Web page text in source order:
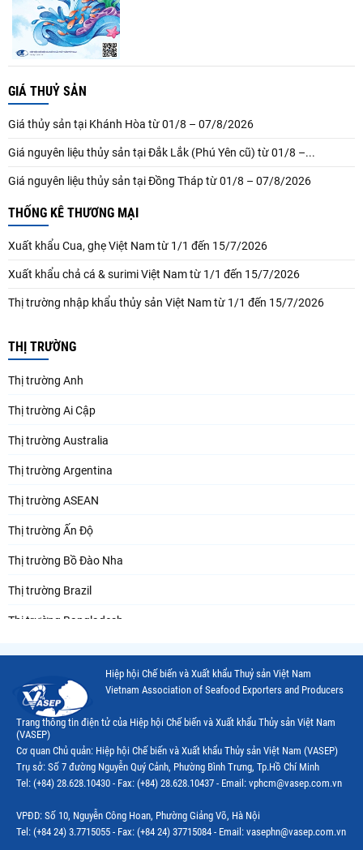
GIÁ THUỶ SẢN
Giá thủy sản tại Khánh Hòa từ 01/8 – 07/8/2026
Giá nguyên liệu thủy sản tại Đắk Lắk (Phú Yên cũ) từ 01/8 –...
Giá nguyên liệu thủy sản tại Đồng Tháp từ 01/8 – 07/8/2026
THỐNG KÊ THƯƠNG MẠI
Xuất khẩu Cua, ghẹ Việt Nam từ 1/1 đến 15/7/2026
Xuất khẩu chả cá & surimi Việt Nam từ 1/1 đến 15/7/2026
Thị trường nhập khẩu thủy sản Việt Nam từ 1/1 đến 15/7/2026
THỊ TRƯỜNG
Thị trường Anh
Thị trường Ai Cập
Thị trường Australia
Thị trường Argentina
Thị trường ASEAN
Thị trường Ấn Độ
Thị trường Bồ Đào Nha
Thị trường Brazil
Thị trường Bangladesh
Thị trường Canada
Thị trường Ecuador
Thị trường EU
Thị trường Indonesia
Thị trường Mỹ
Hiệp hội Chế biến và Xuất khẩu Thuỷ sản Việt Nam
Vietnam Association of Seafood Exporters and Producers
Trang thông tin điện tử của Hiệp hội Chế biến và Xuất khẩu Thủy sản Việt Nam
(VASEP)
Cơ quan Chủ quản: Hiệp hội Chế biến và Xuất khẩu Thủy sản Việt Nam (VASEP)
Trụ sở: Số 7 đường Nguyễn Quý Cảnh, Phường Bình Trưng, Tp.Hồ Chí Minh
Tel: (+84) 28.628.10430 - Fax: (+84) 28.628.10437 - Email: vphcm@vasep.com.vn
VPĐD: Số 10, Nguyễn Công Hoan, Phường Giảng Võ, Hà Nội
Tel: (+84 24) 3.7715055 - Fax: (+84 24) 37715084 - Email: vasephn@vasep.com.vn